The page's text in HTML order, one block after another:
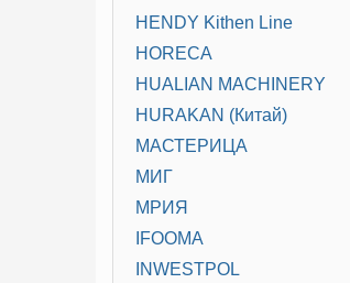
HENDY Kithen Line
HORECA
HUALIAN MACHINERY
HURAKAN (Китай)
МАСТЕРИЦА
МИГ
МРИЯ
IFOOMA
INWESTPOL